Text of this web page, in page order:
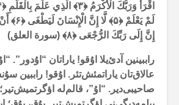
إِنَّ إِلَى رَبِّكَ الرُّجْعَى ﴿۸﴾ (سورة العلق)
راببینین آدئ‌یلا اۇقو! یاراتان “اۇدور”.
عالاق‌تان یاراتمئش‌تئر. اۇقو! راببین
صاحیبی‌دیر. “اۇ”، قالم‌لە اؤگرتمیش‌تیر؛